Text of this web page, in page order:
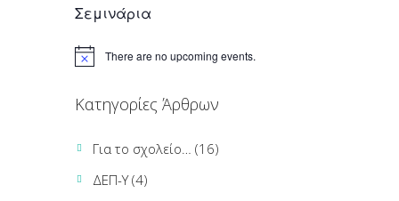
Σεμινάρια
There are no upcoming events.
Κατηγορίες Άρθρων
Για το σχολείο… (16)
ΔΕΠ-Υ(4)